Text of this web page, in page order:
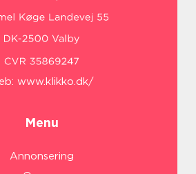
www.klikko.dk/
Menu
Annonsering